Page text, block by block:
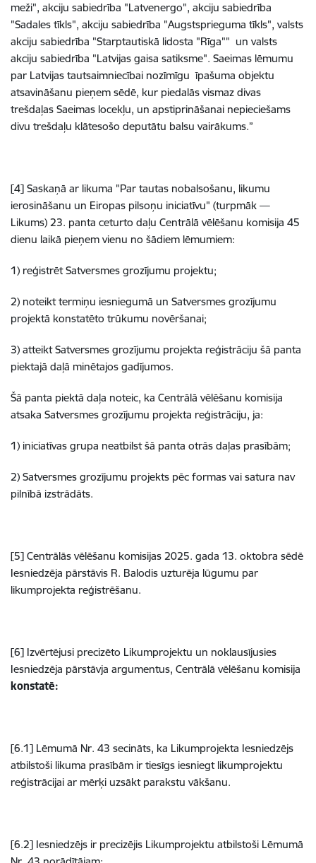
meži", akciju sabiedrība "Latvenergo", akciju sabiedrība
"Sadales tīkls", akciju sabiedrība "Augstsprieguma tīkls", valsts
akciju sabiedrība "Starptautiskā lidosta "Rīga"" un valsts
akciju sabiedrība "Latvijas gaisa satiksme". Saeimas lēmumu
par Latvijas tautsaimniecībai nozīmīgu īpašuma objektu
atsavināšanu pieņem sēdē, kur piedalās vismaz divas
trešdaļas Saeimas locekļu, un apstiprināšanai nepieciešams
divu trešdaļu klātesošo deputātu balsu vairākums.”
[4] Saskaņā ar likuma "Par tautas nobalsošanu, likumu
ierosināšanu un Eiropas pilsoņu iniciatīvu" (turpmāk —
Likums) 23. panta ceturto daļu Centrālā vēlēšanu komisija 45
dienu laikā pieņem vienu no šādiem lēmumiem:
1) reģistrēt Satversmes grozījumu projektu;
2) noteikt termiņu iesniegumā un Satversmes grozījumu
projektā konstatēto trūkumu novēršanai;
3) atteikt Satversmes grozījumu projekta reģistrāciju šā panta
piektajā daļā minētajos gadījumos.
Šā panta piektā daļa noteic, ka Centrālā vēlēšanu komisija
atsaka Satversmes grozījumu projekta reģistrāciju, ja:
1) iniciatīvas grupa neatbilst šā panta otrās daļas prasībām;
2) Satversmes grozījumu projekts pēc formas vai satura nav
pilnībā izstrādāts.
[5] Centrālās vēlēšanu komisijas 2025. gada 13. oktobra sēdē
Iesniedzēja pārstāvis R. Balodis uzturēja lūgumu par
likumprojekta reģistrēšanu.
[6] Izvērtējusi precizēto Likumprojektu un noklausījusies
Iesniedzēja pārstāvja argumentus, Centrālā vēlēšanu komisija
konstatē:
[6.1] Lēmumā Nr. 43 secināts, ka Likumprojekta Iesniedzējs
atbilstoši likuma prasībām ir tiesīgs iesniegt likumprojektu
reģistrācijai ar mērķi uzsākt parakstu vākšanu.
[6.2] Iesniedzējs ir precizējis Likumprojektu atbilstoši Lēmumā